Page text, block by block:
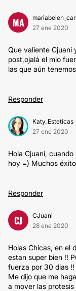
MA
27 ene 2020
Que valiente Cjuani
post,ojalá el mio
las que aún
Responder
Katy_Esteticas
27 ene 2020
Hola Cjuani,
hoy =) Muchos
Responder
CJ
CJuani
28 ene 2020
Holas Chicas, en el
estan super bien !!
fuerza por 30 dias !!
Me dijo que me
a mover las